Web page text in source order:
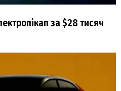
за $28 тисяч